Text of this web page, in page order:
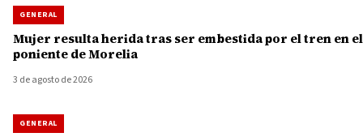
GENERAL
Mujer resulta herida tras ser embestida por el tren en el
poniente de Morelia
3 de agosto de 2026
GENERAL